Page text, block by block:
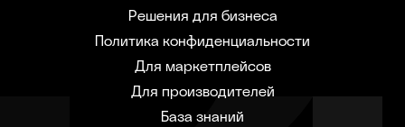
Решения для бизнеса
Политика конфиденциальности
Для маркетплейсов
Для производителей
База знаний